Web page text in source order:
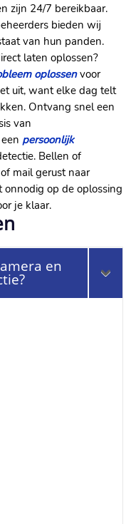
zijn 24/7 bereikbaar.​
bieden wij
van hun panden.​
laten oplossen?
oplossenvoor
uit, want elke dag telt
Ontvang snel een
van
persoonlijk
Bellen of
mail gerust naar
onnodig op de oplossing
je klaar.​
en